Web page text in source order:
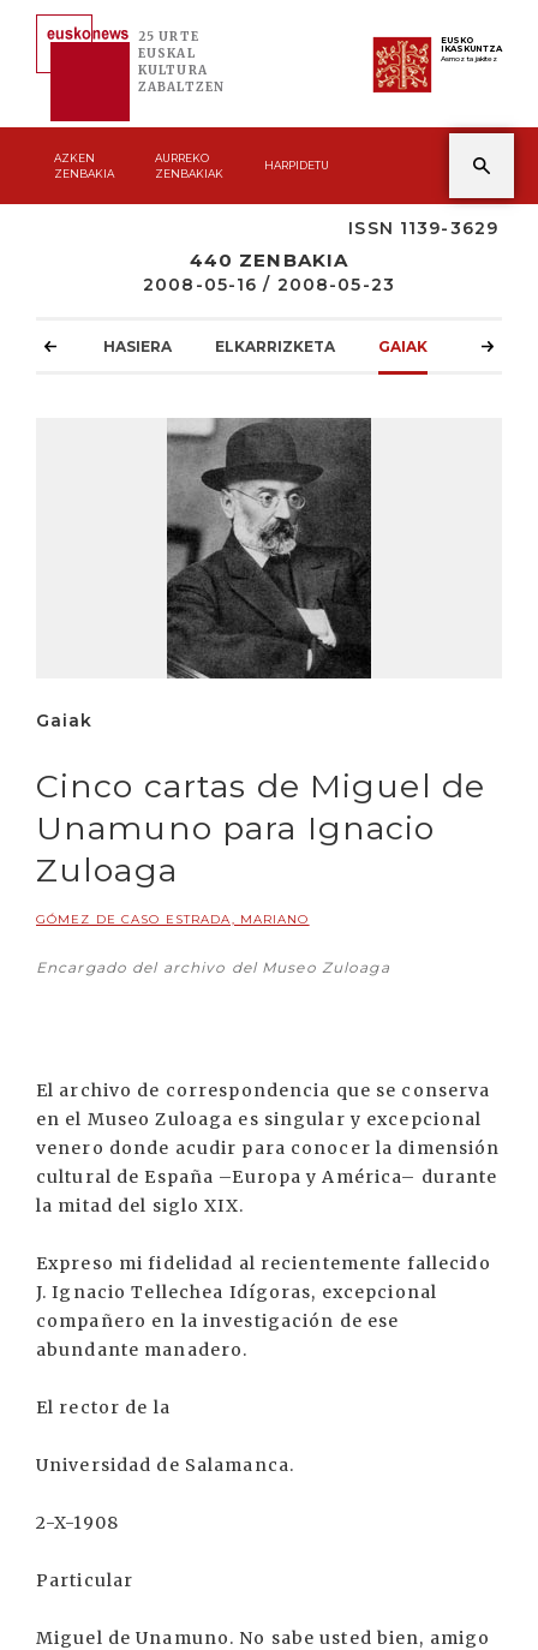
25 URTE
EUSKAL
KULTURA
ZABALTZEN
EUSKO
IKASKUNTZA
Asmoz ta jakitez
AZKEN
ZENBAKIA
AURREKO
ZENBAKIAK
HARPIDETU
ISSN 1139-3629
440 ZENBAKIA
2008-05-16 / 2008-05-23
HASIERA ELKARRIZKETA GAIAK
Gaiak
Cinco cartas de Miguel de
Unamuno para Ignacio
Zuloaga
GÓMEZ DE CASO ESTRADA, MARIANO
Encargado del archivo del Museo Zuloaga
El archivo de correspondencia que se conserva
en el Museo Zuloaga es singular y excepcional
venero donde acudir para conocer la dimensión
cultural de España –Europa y América– durante
la mitad del siglo XIX.
Expreso mi fidelidad al recientemente fallecido
J. Ignacio Tellechea Idígoras, excepcional
compañero en la investigación de ese
abundante manadero.
El rector de la
Universidad de Salamanca.
2-X-1908
Particular
Miguel de Unamuno. No sabe usted bien, amigo